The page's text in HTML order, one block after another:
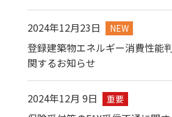
2024年12月23日 NEW
登録建築物エネルギー消費性能
関するお知らせ
2024年12月 9日 重要